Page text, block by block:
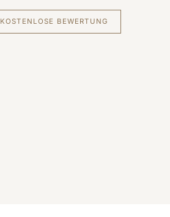
KOSTENLOSE BEWERTUNG